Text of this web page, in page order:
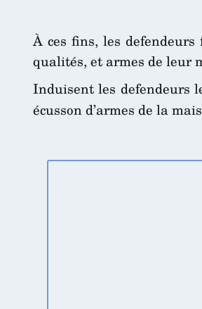
À ces fins, les
qualités, et armes de leur
Induisent les defendeurs
écusson d’armes de la